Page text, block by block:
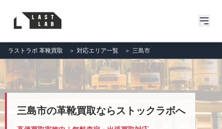
ラストラボ 革靴買取 ＞ 対応エリア一覧 ＞ 三島市
三島市の革靴買取ならストックラボへ